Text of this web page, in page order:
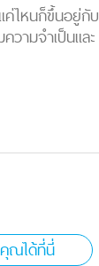
ค่ไหนก็ขึ้นอยู่กับ
ามจำเป็นและ
ณได้ที่นี่